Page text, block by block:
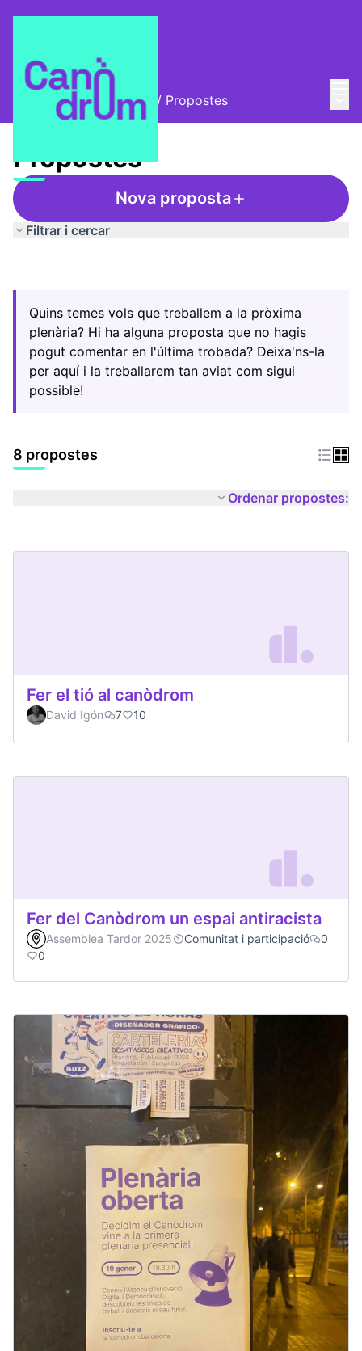
Trobades i assemblees / Propostes
Propostes
Nova proposta
Filtrar i cercar
Quins temes vols que treballem a la pròxima
plenària? Hi ha alguna proposta que no hagis
pogut comentar en l'última trobada? Deixa'ns-la
per aquí i la treballarem tan aviat com sigui
possible!
8 propostes
Ordenar propostes:
Fer el tió al canòdrom
David Igón 7 10
Fer del Canòdrom un espai antiracista
Assemblea Tardor 2025 Comunitat i participació
0
0